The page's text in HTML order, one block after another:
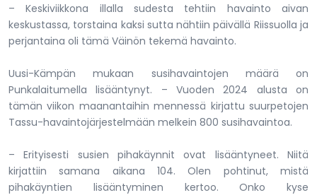
– Keskiviikkona illalla sudesta tehtiin havainto aivan
keskustassa, torstaina kaksi sutta nähtiin päivällä Riissuolla ja
perjantaina oli tämä Väinön tekemä havainto.
Uusi-Kämpän mukaan susihavaintojen määrä on
Punkalaitumella lisääntynyt. – Vuoden 2024 alusta on
tämän viikon maanantaihin mennessä kirjattu suurpetojen
Tassu-havaintojärjestelmään melkein 800 susihavaintoa.
– Erityisesti susien pihakäynnit ovat lisääntyneet. Niitä
kirjattiin samana aikana 104. Olen pohtinut, mistä
pihakäyntien lisääntyminen kertoo. Onko kyse